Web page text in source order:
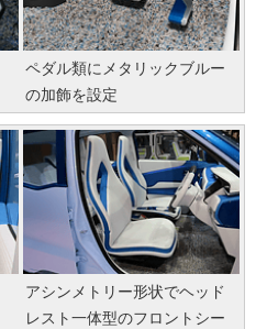
ペダル類にメタリックブルー
の加飾を設定
アシンメトリー形状でヘッド
レスト一体型のフロントシー